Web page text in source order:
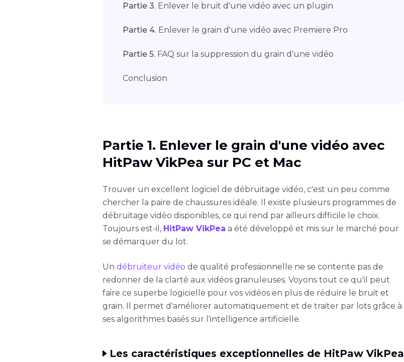
Partie 3. Enlever le bruit d'une vidéo avec un plugin
Partie 4. Enlever le grain d'une vidéo avec Premiere Pro
Partie 5. FAQ sur la suppression du grain d'une vidéo
Conclusion
Partie 1. Enlever le grain d'une vidéo avec
HitPaw VikPea sur PC et Mac
Trouver un excellent logiciel de débruitage vidéo, c'est un peu comme
chercher la paire de chaussures idéale. Il existe plusieurs programmes de
débruitage vidéo disponibles, ce qui rend par ailleurs difficile le choix.
Toujours est-il, HitPaw VikPea a été développé et mis sur le marché pour
se démarquer du lot.
Un débruiteur vidéo de qualité professionnelle ne se contente pas de
redonner de la clarté aux vidéos granuleuses. Voyons tout ce qu'il peut
faire ce superbe logicielle pour vos vidéos en plus de réduire le bruit et
grain. Il permet d'améliorer automatiquement et de traiter par lots grâce à
ses algorithmes basés sur l'intelligence artificielle.
Les caractéristiques exceptionnelles de HitPaw VikPea